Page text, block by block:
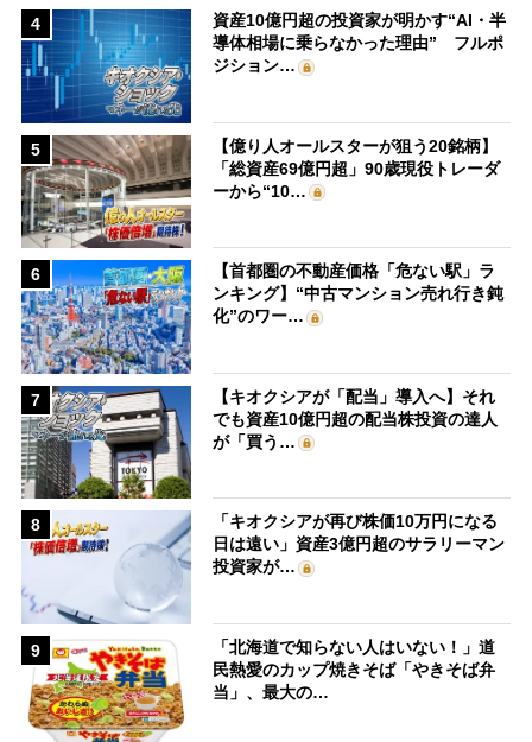
4
資産10億円超の投資家が明かす“AI・半
導体相場に乗らなかった理由” フルポ
ジション…
5
【億り人オールスターが狙う20銘柄】
「総資産69億円超」90歳現役トレーダ
ーから“10…
6
【首都圏の不動産価格「危ない駅」ラ
ンキング】“中古マンション売れ行き鈍
化”のワー…
7
【キオクシアが「配当」導入へ】それ
でも資産10億円超の配当株投資の達人
が「買う…
8
「キオクシアが再び株価10万円になる
日は遠い」資産3億円超のサラリーマン
投資家が…
9
「北海道で知らない人はいない！」道
民熱愛のカップ焼きそば「やきそば弁
当」、最大の…